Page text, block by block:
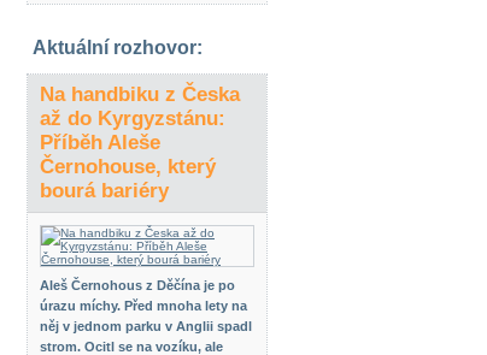
Aktuální rozhovor:
Na handbiku z Česka
až do Kyrgyzstánu:
Příběh Aleše
Černohouse, který
bourá bariéry
Aleš Černohous z Děčína je po
úrazu míchy. Před mnoha lety na
něj v jednom parku v Anglii spadl
strom. Ocitl se na vozíku, ale